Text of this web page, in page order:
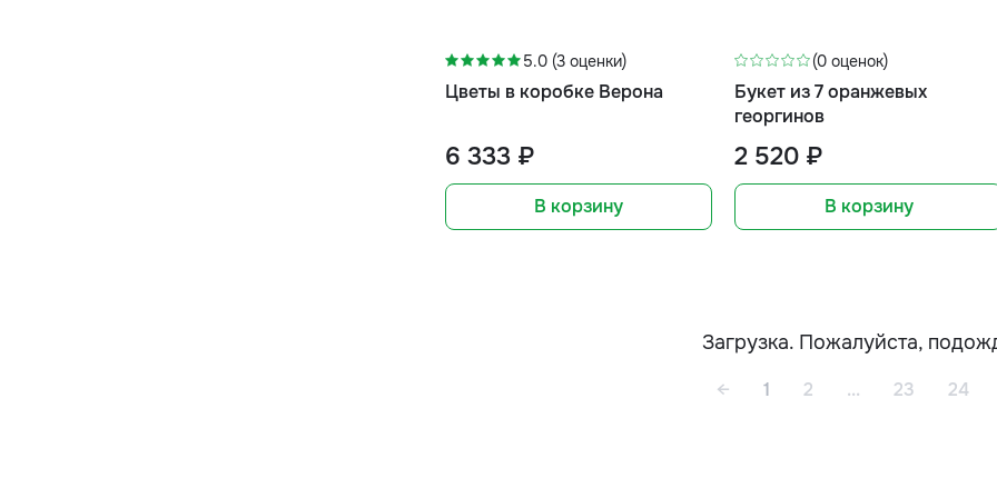
5.0 (3 оценки)
Цветы в коробке Верона
6 333 ₽
В корзину
(0 оценок)
Букет из 7 оранжевых
георгинов
2 520 ₽
В корзину
Загрузка. Пожалуйста,
← 1 2 ... 23 24